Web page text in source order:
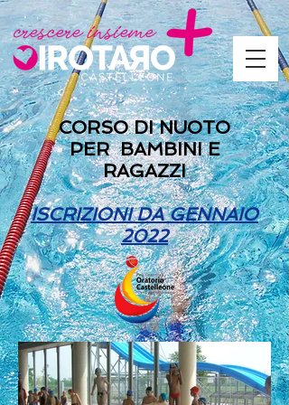
CORSO DI NUOTO
PER BAMBINI E
RAGAZZI
ISCRIZIONI DA GENNAIO
2022